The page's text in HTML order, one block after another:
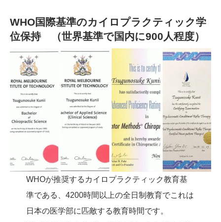
WHO国際基準のカイロプラクティック学
位保持 （世界基準で国内に900人程度）
WHOが推奨するカイロプラクティック教育基
準である、4200時間以上の全日制教育でこれは
日本の医学部に匹敵する教育時間です。